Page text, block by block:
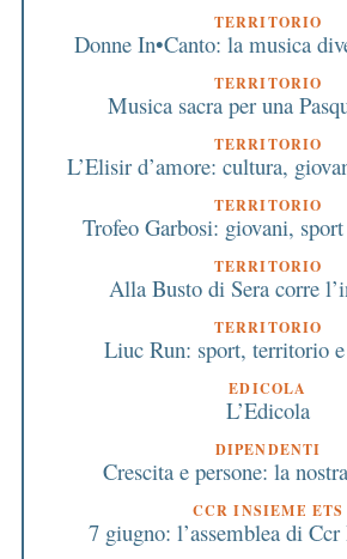
TERRITORIO
Donne In•Canto: la musica
TERRITORIO
Musica sacra per una
TERRITORIO
L’Elisir d’amore: cultura,
TERRITORIO
Trofeo Garbosi: giovani,
TERRITORIO
Alla Busto di Sera corre
TERRITORIO
Liuc Run: sport, territorio
EDICOLA
L’Edicola
DIPENDENTI
Crescita e persone: la
CCR INSIEME ETS
7 giugno: l’assemblea di